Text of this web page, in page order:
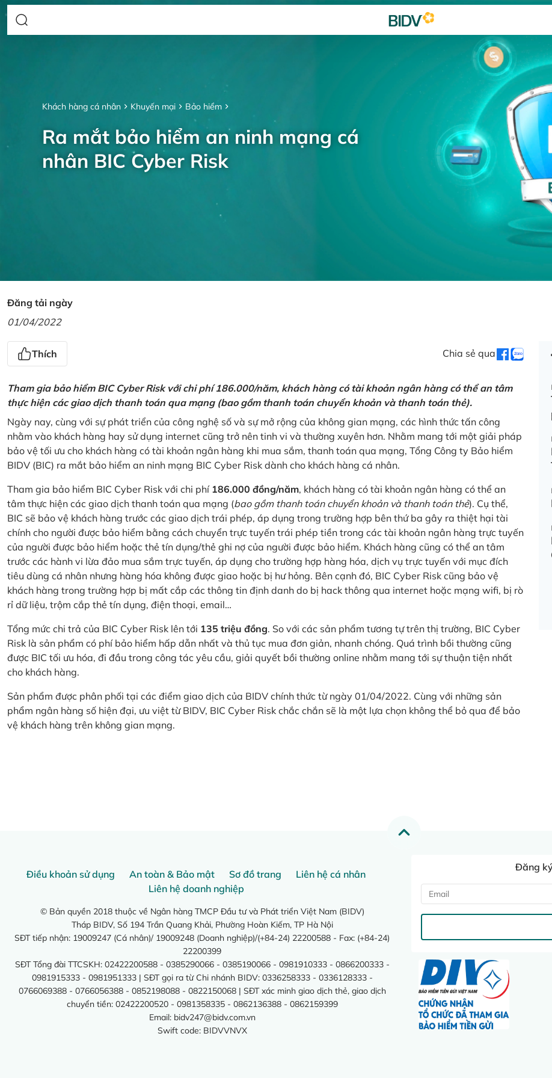
Khách hàng cá nhân Khuyến mại Bảo hiểm
Ra mắt bảo hiểm an ninh mạng cá
nhân BIC Cyber Risk
Đăng tải ngày
01/04/2022
Thích Chia sẻ qua
Tham gia bảo hiểm BIC Cyber Risk với chi phí 186.000/năm, khách hàng có tài khoản ngân hàng có thể an tâm
thực hiện các giao dịch thanh toán qua mạng (bao gồm thanh toán chuyển khoản và thanh toán thẻ).
Ngày nay, cùng với sự phát triển của công nghệ số và sự mở rộng của không gian mạng, các hình thức tấn công
nhằm vào khách hàng hay sử dụng internet cũng trở nên tinh vi và thường xuyên hơn. Nhằm mang tới một giải pháp
bảo vệ tối ưu cho khách hàng có tài khoản ngân hàng khi mua sắm, thanh toán qua mạng, Tổng Công ty Bảo hiểm
BIDV (BIC) ra mắt bảo hiểm an ninh mạng BIC Cyber Risk dành cho khách hàng cá nhân.
Tham gia bảo hiểm BIC Cyber Risk với chi phí 186.000 đồng/năm, khách hàng có tài khoản ngân hàng có thể an
tâm thực hiện các giao dịch thanh toán qua mạng (bao gồm thanh toán chuyển khoản và thanh toán thẻ). Cụ thể,
BIC sẽ bảo vệ khách hàng trước các giao dịch trái phép, áp dụng trong trường hợp bên thứ ba gây ra thiệt hại tài
chính cho người được bảo hiểm bằng cách chuyển trực tuyến trái phép tiền trong các tài khoản ngân hàng trực tuyến
của người được bảo hiểm hoặc thẻ tín dụng/thẻ ghi nợ của người được bảo hiểm. Khách hàng cũng có thể an tâm
trước các hành vi lừa đảo mua sắm trực tuyến, áp dụng cho trường hợp hàng hóa, dịch vụ trực tuyến với mục đích
tiêu dùng cá nhân nhưng hàng hóa không được giao hoặc bị hư hỏng. Bên cạnh đó, BIC Cyber Risk cũng bảo vệ
khách hàng trong trường hợp bị mất cắp các thông tin định danh do bị hack thông qua internet hoặc mạng wifi, bị rò
rỉ dữ liệu, trộm cắp thẻ tín dụng, điện thoại, email…
Tổng mức chi trả của BIC Cyber Risk lên tới 135 triệu đồng. So với các sản phẩm tương tự trên thị trường, BIC Cyber
Risk là sản phẩm có phí bảo hiểm hấp dẫn nhất và thủ tục mua đơn giản, nhanh chóng. Quá trình bồi thường cũng
được BIC tối ưu hóa, đi đầu trong công tác yêu cầu, giải quyết bồi thường online nhằm mang tới sự thuận tiện nhất
cho khách hàng.
Sản phẩm được phân phối tại các điểm giao dịch của BIDV chính thức từ ngày 01/04/2022. Cùng với những sản
phẩm ngân hàng số hiện đại, ưu việt từ BIDV, BIC Cyber Risk chắc chắn sẽ là một lựa chọn không thể bỏ qua để bảo
vệ khách hàng trên không gian mạng.
Điều khoản sử dụng An toàn & Bảo mật Sơ đồ trang
Liên hệ cá nhân
Liên hệ doanh nghiệp
© Bản quyền 2018 thuộc về Ngân hàng TMCP Đầu tư và Phát triển Việt Nam (BIDV)
Tháp BIDV, Số 194 Trần Quang Khải, Phường Hoàn Kiếm, TP Hà Nội
SĐT tiếp nhận: 19009247 (Cá nhân)/ 19009248 (Doanh nghiệp)/(+84-24) 22200588 - Fax: (+84-24)
22200399
SĐT Tổng đài TTCSKH: 02422200588 - 0385290066 - 0385190066 - 0981910333 - 0866200333 -
0981915333 - 0981951333 | SĐT gọi ra từ Chi nhánh BIDV: 0336258333 - 0336128333 -
0766069388 - 0766056388 - 0852198088 - 0822150068 | SĐT xác minh giao dịch thẻ, giao dịch
chuyển tiền: 02422200520 - 0981358335 - 0862136388 - 0862159399
Email: bidv247@bidv.com.vn
Swift code: BIDVVNVX
Đăng